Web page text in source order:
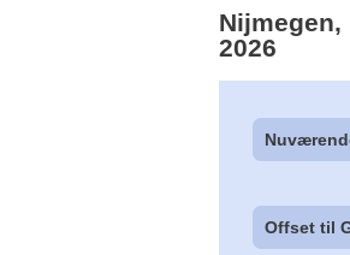
2026
Offset til